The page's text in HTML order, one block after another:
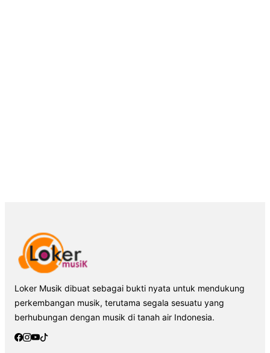
Loker Musik dibuat sebagai bukti nyata untuk mendukung
perkembangan musik, terutama segala sesuatu yang
berhubungan dengan musik di tanah air Indonesia.